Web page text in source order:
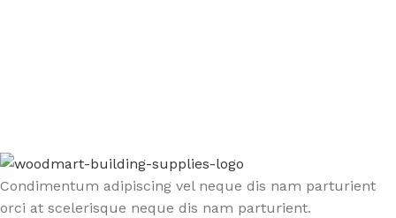
Condimentum adipiscing vel neque dis nam parturient
orci at scelerisque neque dis nam parturient.